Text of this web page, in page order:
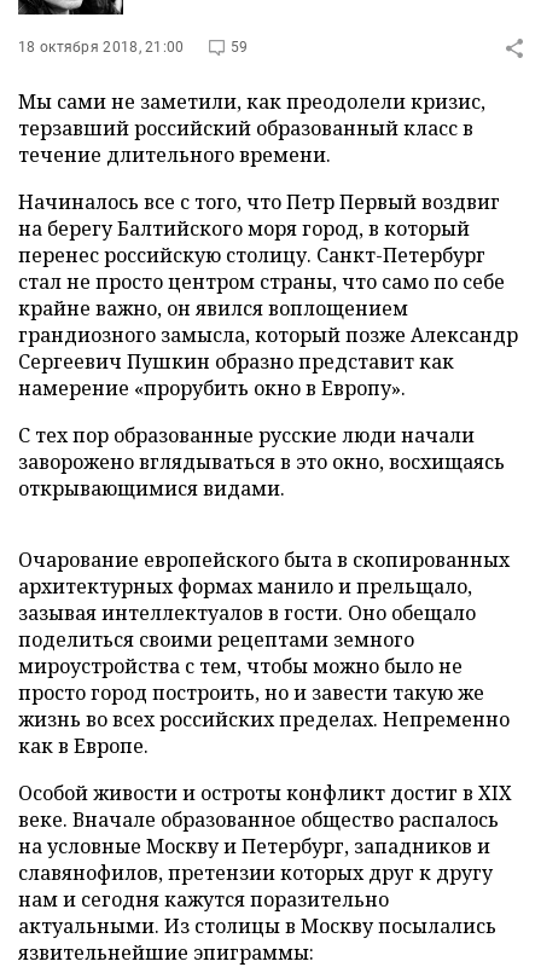
18 октября 2018, 21:00 59
Мы сами не заметили, как преодолели кризис,
терзавший российский образованный класс в
течение длительного времени.
Начиналось все с того, что Петр Первый воздвиг
на берегу Балтийского моря город, в который
перенес российскую столицу. Санкт-Петербург
стал не просто центром страны, что само по себе
крайне важно, он явился воплощением
грандиозного замысла, который позже Александр
Сергеевич Пушкин образно представит как
намерение «прорубить окно в Европу».
С тех пор образованные русские люди начали
заворожено вглядываться в это окно, восхищаясь
открывающимися видами.
Очарование европейского быта в скопированных
архитектурных формах манило и прельщало,
зазывая интеллектуалов в гости. Оно обещало
поделиться своими рецептами земного
мироустройства с тем, чтобы можно было не
просто город построить, но и завести такую же
жизнь во всех российских пределах. Непременно
как в Европе.
Особой живости и остроты конфликт достиг в XIX
веке. Вначале образованное общество распалось
на условные Москву и Петербург, западников и
славянофилов, претензии которых друг к другу
нам и сегодня кажутся поразительно
актуальными. Из столицы в Москву посылались
язвительнейшие эпиграммы: